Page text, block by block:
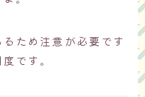
ため注意が必要です
です。